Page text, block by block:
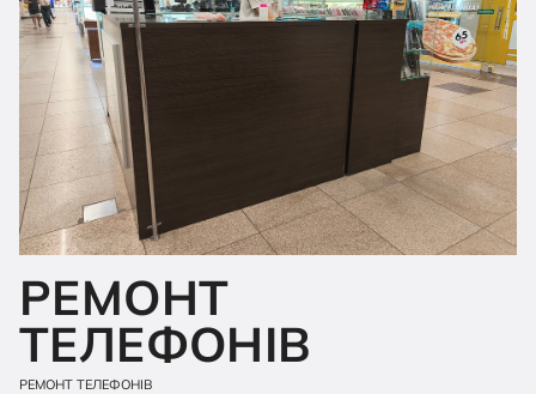
РЕМОНТ
ТЕЛЕФОНІВ
РЕМОНТ ТЕЛЕФОНІВ